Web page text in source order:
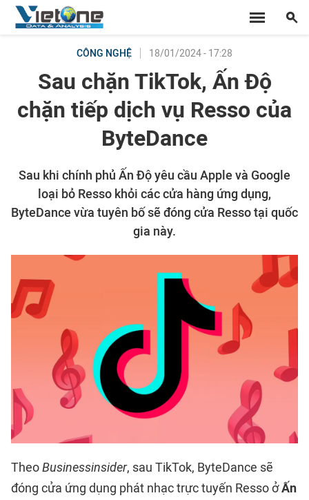
CÔNG NGHỆ 18/01/2024 - 17:28
Sau chặn TikTok, Ấn Độ
chặn tiếp dịch vụ Resso của
ByteDance
Sau khi chính phủ Ấn Độ yêu cầu Apple và Google
loại bỏ Resso khỏi các cửa hàng ứng dụng,
ByteDance vừa tuyên bố sẽ đóng cửa Resso tại quốc
gia này.
TheoBusinessinsider, sau TikTok, ByteDance sẽ
đóng cửa ứng dụng phát nhạc trực tuyến Resso ởẤn